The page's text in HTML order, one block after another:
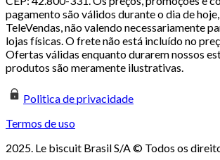
pagamento são válidos durante o dia de
TeleVendas, não valendo necessariamente
lojas físicas. O frete não está incluído no
Ofertas válidas enquanto durarem nossos
produtos são meramente ilustrativas.
Politica de privacidade
Termos de uso
2025. Le biscuit Brasil S/A © Todos os